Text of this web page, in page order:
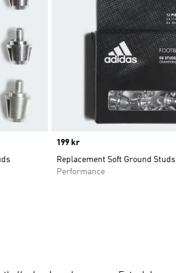
Price
199 kr
Replacement Soft Ground Studs
Performance